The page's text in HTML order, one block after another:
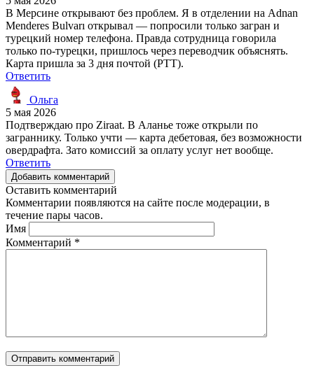
В Мерсине открывают без проблем. Я в отделении на Adnan
Menderes Bulvarı открывал — попросили только загран и
турецкий номер телефона. Правда сотрудница говорила
только по-турецки, пришлось через переводчик объяснять.
Карта пришла за 3 дня почтой (PTT).
Ответить
Ольга
5 мая 2026
Подтверждаю про Ziraat. В Аланье тоже открыли по
заграннику. Только учти — карта дебетовая, без возможности
овердрафта. Зато комиссий за оплату услуг нет вообще.
Ответить
Добавить комментарий
Оставить комментарий
Комментарии появляются на сайте после модерации, в
течение пары часов.
Имя
Комментарий *